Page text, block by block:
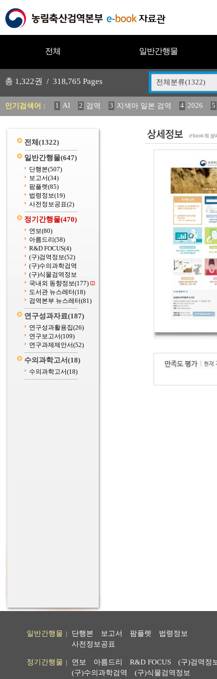
전체 일반간행물
총 1,322권 / 318,765 Pages 전체분류(1322)
인기검색어 : 1 AI 2 검역 3 지색마 일본 검역 4 2026
5
11 2025 12 중독성 식물 도감 13 媛 異 14
전체 (1322)
일반간행물(647)
단행본(507)
보고서(34)
팜플렛(85)
법령정보(19)
사전정보공표(2)
정기간행물(470)
연보(80)
아름드리(58)
R&D FOCUS(4)
(구)검역정보(52)
(구)수의과학검역
(구)식물검역정보
국내외 동향정보(177)
도서관 뉴스레터(18)
검역본부 뉴스레터(81)
연구성과자료(187)
연구성과활용집(26)
연구보고서(109)
연구과제제안서(52)
수의과학고서(18)
수의과학고서(18)
일반간행물 단행본 보고서 팜플렛
법령정보
사전정보공표
정기간행물 연보 아름드리 R&D FOCUS
(구)검역정
(구)수의과학검역
(구)식물검역정보